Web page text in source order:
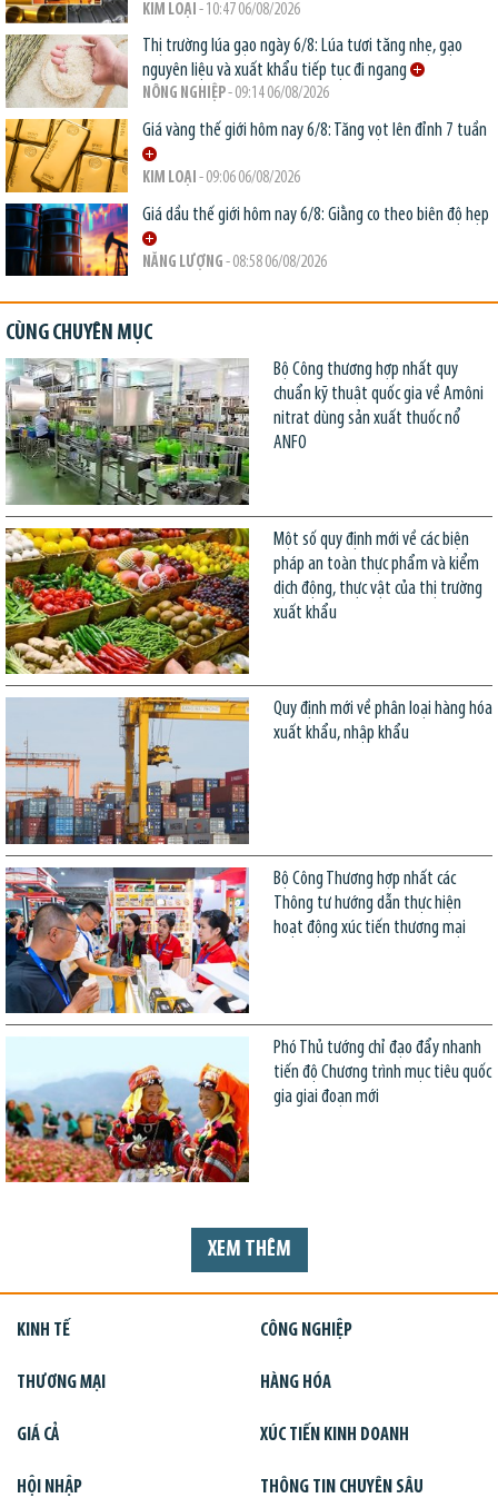
KIM LOẠI - 10:47 06/08/2026
Thị trường lúa gạo ngày 6/8: Lúa tươi tăng nhẹ, gạo
nguyên liệu và xuất khẩu tiếp tục đi ngang
NÔNG NGHIỆP- 09:14 06/08/2026
Giá vàng thế giới hôm nay 6/8: Tăng vọt lên đỉnh 7 tuần
KIM LOẠI - 09:06 06/08/2026
Giá dầu thế giới hôm nay 6/8: Giằng co theo biên độ hẹp
NĂNG LƯỢNG - 08:58 06/08/2026
CÙNG CHUYÊN MỤC
Bộ Công thương hợp nhất quy
chuẩn kỹ thuật quốc gia về Amôni
nitrat dùng sản xuất thuốc nổ
ANFO
Một số quy định mới về các biện
pháp an toàn thực phẩm và kiểm
dịch động, thực vật của thị trường
xuất khẩu
Quy định mới về phân loại hàng hóa
xuất khẩu, nhập khẩu
Bộ Công Thương hợp nhất các
Thông tư hướng dẫn thực hiện
hoạt động xúc tiến thương mại
Phó Thủ tướng chỉ đạo đẩy nhanh
tiến độ Chương trình mục tiêu quốc
gia giai đoạn mới
XEM THÊM
KINH TẾ CÔNG NGHIỆP
THƯƠNG MẠI HÀNG HÓA
GIÁ CẢ XÚC TIẾN KINH DOANH
HỘI NHẬP THÔNG TIN CHUYÊN SÂU